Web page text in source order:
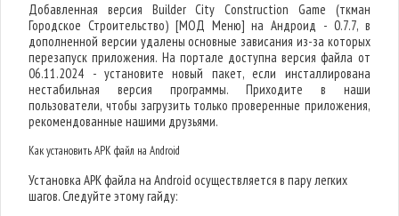
Добавленная версия Builder City Construction Game (ткман
Городское Строительство) [МОД Меню] на Андроид - 0.7.7, в
дополненной версии удалены основные зависания из-за которых
перезапуск приложения. На портале доступна версия файла от
06.11.2024 - установите новый пакет, если инсталлирована
нестабильная версия программы. Приходите в наши
пользователи, чтобы загрузить только проверенные приложения,
рекомендованные нашими друзьями.
Как установить APK файл на Android
Установка APK файла на Android осуществляется в пару легких
шагов. Следуйте этому гайду: